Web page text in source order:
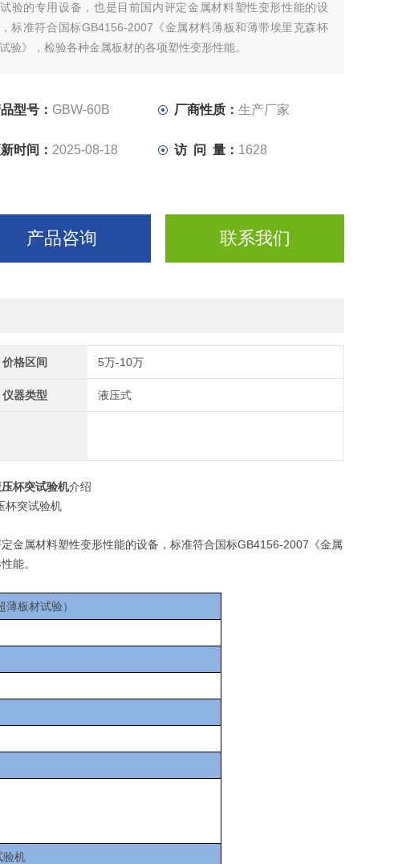
验的专用设备，也是目前国内评定金属材料塑性变形性能的设
标准符合国标GB4156-2007《金属材料薄板和薄带埃里克森杯
验》，检验各种金属板材的各项塑性变形性能。
型号： GBW-60B 厂商性质：生产厂家
时间： 2025-08-18 访 问 量： 1628
产品咨询 联系我们
价格区间 5万-10万
仪器类型 液压式
杯突试验机介绍
金属材料塑性变形性能的设备，标准符合国标GB4156-2007《金属
能。
板材试验）
验机